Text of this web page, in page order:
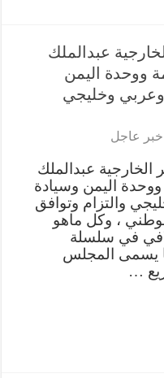
عبدالملك
ووحدة اليمن
وعربي وخليجي
خبر عاجل
الخارجية عبدالملك
اليمن وسيادة
والتزام وتوافق
، وكل ماهو
في سلسلة
يسمى المجلس
…